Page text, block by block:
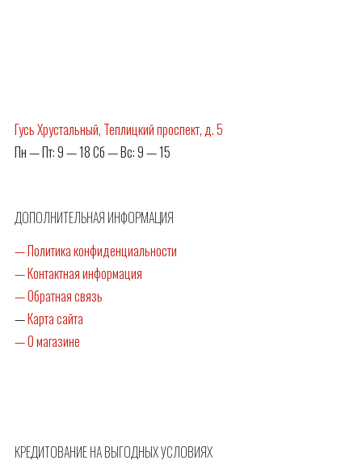
Гусь Хрустальный, Теплицкий проспект, д. 5
Пн — Пт: 9 — 18 Сб — Вс: 9 — 15
ДОПОЛНИТЕЛЬНАЯ ИНФОРМАЦИЯ
— Политика конфиденциальности
— Контактная информация
— Обратная связь
—Карта сайта
— О магазине
КРЕДИТОВАНИЕ НА ВЫГОДНЫХ УСЛОВИЯХ